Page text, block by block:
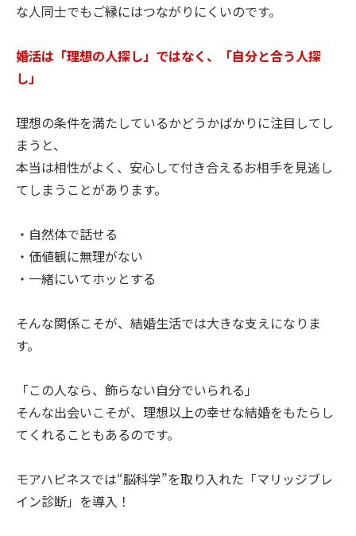
な人同士でもご縁にはつながりにくいのです。
婚活は「理想の人探し」ではなく、「自分と合う人探
し」
理想の条件を満たしているかどうかばかりに注目してし
まうと、
本当は相性がよく、安心して付き合えるお相手を見逃し
てしまうことがあります。
・自然体で話せる
・価値観に無理がない
・一緒にいてホッとする
そんな関係こそが、結婚生活では大きな支えになりま
す。
「この人なら、飾らない自分でいられる」
そんな出会いこそが、理想以上の幸せな結婚をもたらし
てくれることもあるのです。
モアハピネスでは“脳科学”を取り入れた「マリッジブレ
イン診断」を導入！